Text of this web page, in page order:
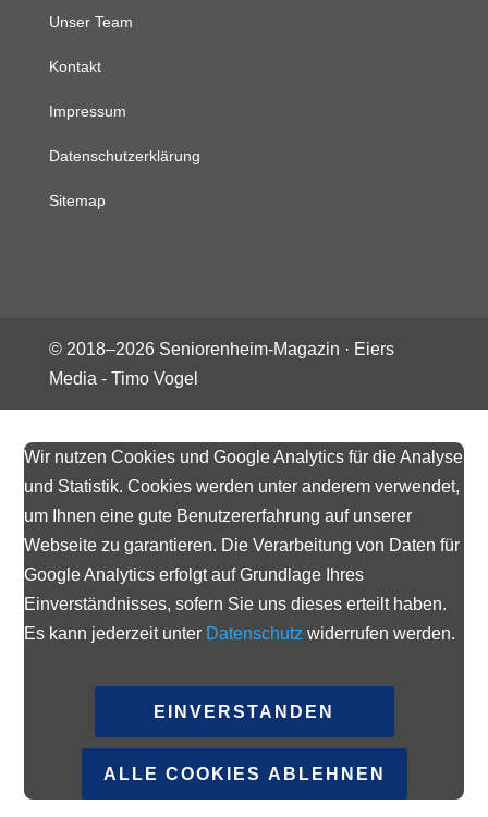
Unser Team
Kontakt
Impressum
Datenschutzerklärung
Sitemap
© 2018–2026Seniorenheim-Magazin · Eiers
Media - Timo Vogel
Wir nutzen Cookies und Google Analytics für die Analyse
und Statistik. Cookies werden unter anderem verwendet,
um Ihnen eine gute Benutzererfahrung auf unserer
Webseite zu garantieren. Die Verarbeitung von Daten für
Google Analytics erfolgt auf Grundlage Ihres
Einverständnisses, sofern Sie uns dieses erteilt haben.
Es kann jederzeit unter Datenschutz widerrufen werden.
EINVERSTANDEN
ALLE COOKIES ABLEHNEN